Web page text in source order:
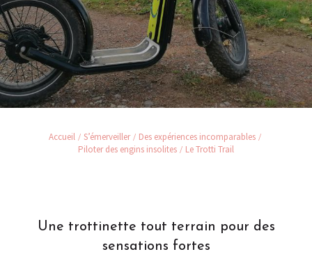
Accueil S’émerveiller
Des expériences incomparables
Piloter des engins insolites
Le Trotti Trail
Une trottinette tout terrain pour des
sensations fortes